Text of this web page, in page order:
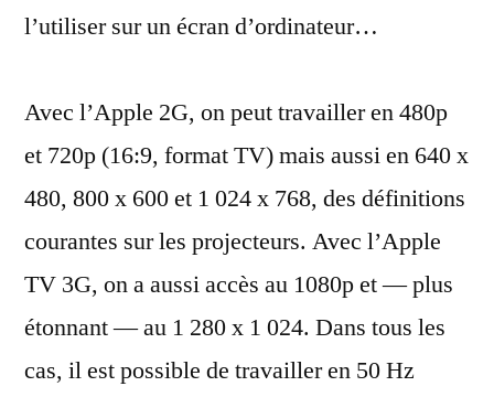
l’utiliser sur un écran d’ordinateur…
Avec l’Apple 2G, on peut travailler en 480p
et 720p (16:9, format TV) mais aussi en 640 x
480, 800 x 600 et 1 024 x 768, des définitions
courantes sur les projecteurs. Avec l’Apple
TV 3G, on a aussi accès au 1080p et — plus
étonnant — au 1 280 x 1 024. Dans tous les
cas, il est possible de travailler en 50 Hz